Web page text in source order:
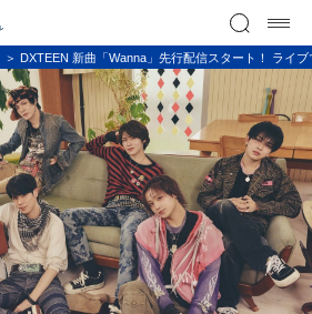
DXTEEN 新曲「Wanna」先行配信スタート！ ライ